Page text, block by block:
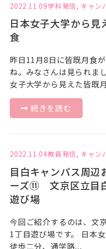
2022.11.09学科発信, キャン
日本女子大学から見
食
昨日11月8日に皆既月食
ね。みなさんは見られま
女子大学から見えた皆既
続きを読む
2022.11.04教員発信, キャン
目白キャンパス周辺
ーズ⑪ 文京区立目
遊び場
今回ご紹介するのは、文
1丁目遊び場です。 日本
徒歩二分、通学路...